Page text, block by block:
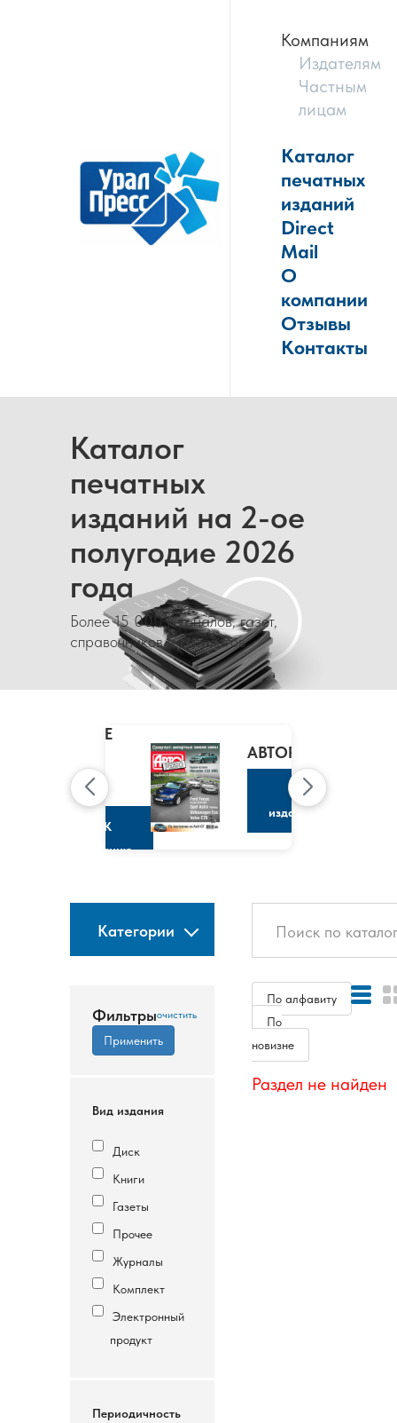
Компаниям
Издателям
Частным
лицам
Каталог
печатных
изданий
Direct
Mail
О
компании
Отзывы
Контакты
Каталог
печатных
изданий на 2-ое
полугодие 2026
года
Более 15 000 журналов, газет,
справочников и каталогов
CLAIRE
МАРИ
КЛЭР
К
изданию
АВТОРЕВЮ
К
изданию
Категории
Фильтры
Вид издания
Диск
Книги
Газеты
Прочее
Журналы
Комплект
Электронный
продукт
Периодичность
По алфавиту
По
новизне
Раздел не найден